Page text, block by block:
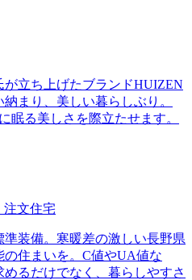
立ち上げたブランドHUIZEN
まり、美しい暮らしぶり。
眠る美しさを際立たせます。
文住宅
装備。寒暖差の激しい長野県
住まいを。C値やUA値な
るだけでなく、暮らしやすさ